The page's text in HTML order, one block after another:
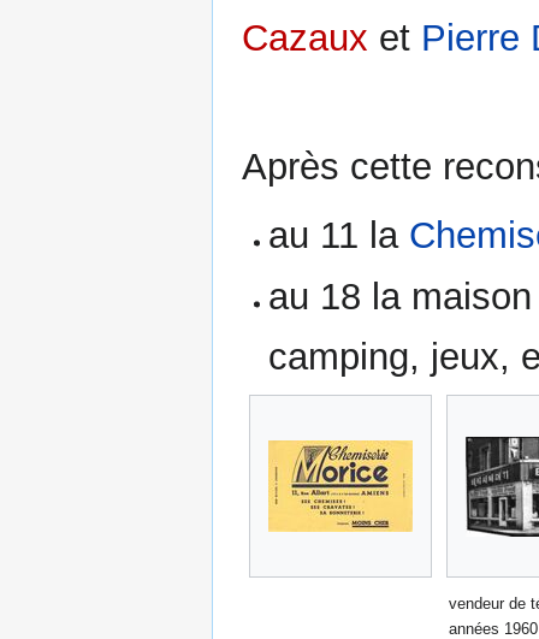
Cazaux et Pierre
Après cette
au 11 la
au 18 la
camping, jeux,
vendeur de
années